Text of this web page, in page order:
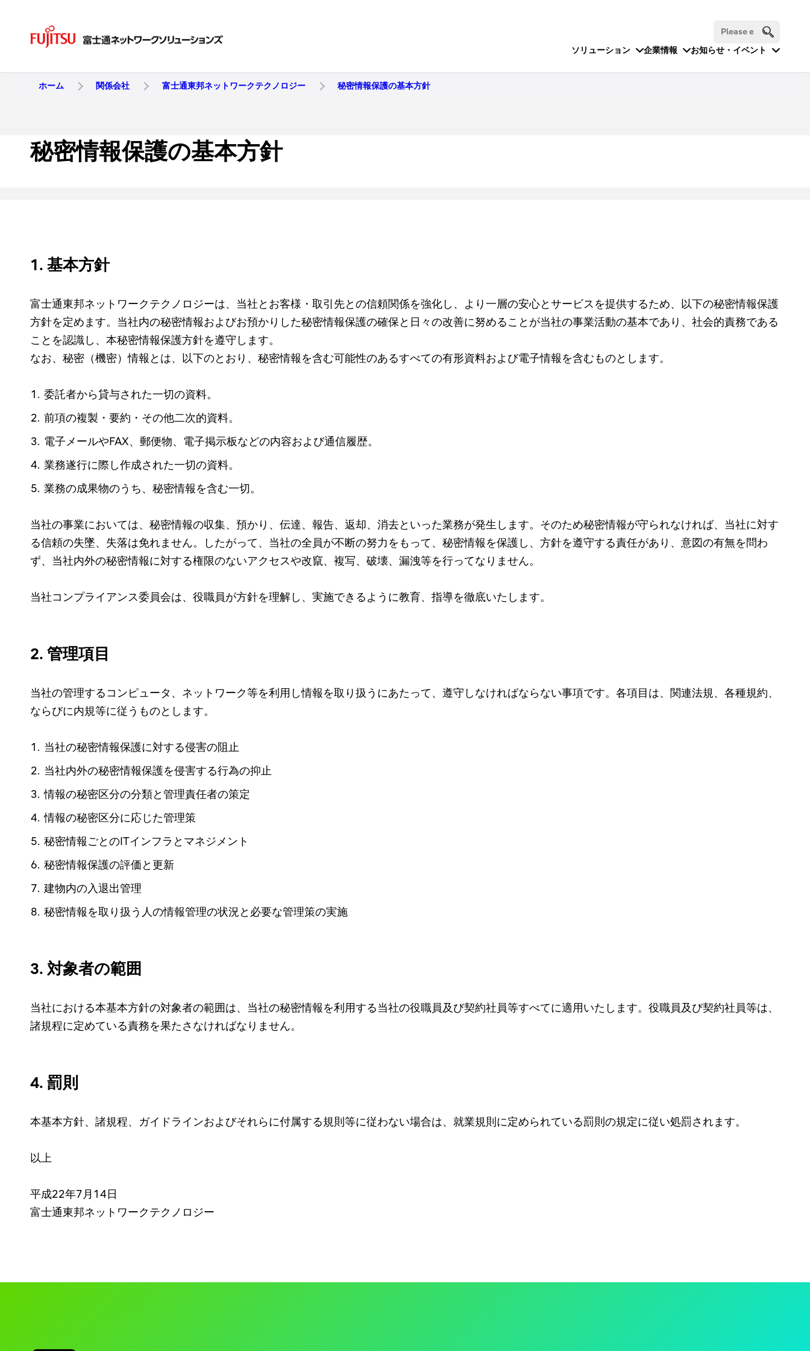
ソリューション 企業情報 お知らせ・イベント
ホーム 関係会社 富士通東邦ネットワークテクノロジー 秘密情報保護の基本方針
秘密情報保護の基本方針
1. 基本方針
富士通東邦ネットワークテクノロジーは、当社とお客様・取引先との信頼関係を強化し、より一層の安心とサービスを提供するため、以下の秘密情報保護
方針を定めます。当社内の秘密情報およびお預かりした秘密情報保護の確保と日々の改善に努めることが当社の事業活動の基本であり、社会的責務である
ことを認識し、本秘密情報保護方針を遵守します。
なお、秘密（機密）情報とは、以下のとおり、秘密情報を含む可能性のあるすべての有形資料および電子情報を含むものとします。
委託者から貸与された一切の資料。
前項の複製・要約・その他二次的資料。
電子メールやFAX、郵便物、電子掲示板などの内容および通信履歴。
業務遂行に際し作成された一切の資料。
業務の成果物のうち、秘密情報を含む一切。
当社の事業においては、秘密情報の収集、預かり、伝達、報告、返却、消去といった業務が発生します。そのため秘密情報が守られなければ、当社に対す
る信頼の失墜、失落は免れません。したがって、当社の全員が不断の努力をもって、秘密情報を保護し、方針を遵守する責任があり、意図の有無を問わ
ず、当社内外の秘密情報に対する権限のないアクセスや改竄、複写、破壊、漏洩等を行ってなりません。
当社コンプライアンス委員会は、役職員が方針を理解し、実施できるように教育、指導を徹底いたします。
2. 管理項目
当社の管理するコンピュータ、ネットワーク等を利用し情報を取り扱うにあたって、遵守しなければならない事項です。各項目は、関連法規、各種規約、
ならびに内規等に従うものとします。
当社の秘密情報保護に対する侵害の阻止
当社内外の秘密情報保護を侵害する行為の抑止
情報の秘密区分の分類と管理責任者の策定
情報の秘密区分に応じた管理策
秘密情報ごとのITインフラとマネジメント
秘密情報保護の評価と更新
建物内の入退出管理
秘密情報を取り扱う人の情報管理の状況と必要な管理策の実施
3. 対象者の範囲
当社における本基本方針の対象者の範囲は、当社の秘密情報を利用する当社の役職員及び契約社員等すべてに適用いたします。役職員及び契約社員等は、
諸規程に定めている責務を果たさなければなりません。
4. 罰則
本基本方針、諸規程、ガイドラインおよびそれらに付属する規則等に従わない場合は、就業規則に定められている罰則の規定に従い処罰されます。
以上
平成22年7月14日
富士通東邦ネットワークテクノロジー